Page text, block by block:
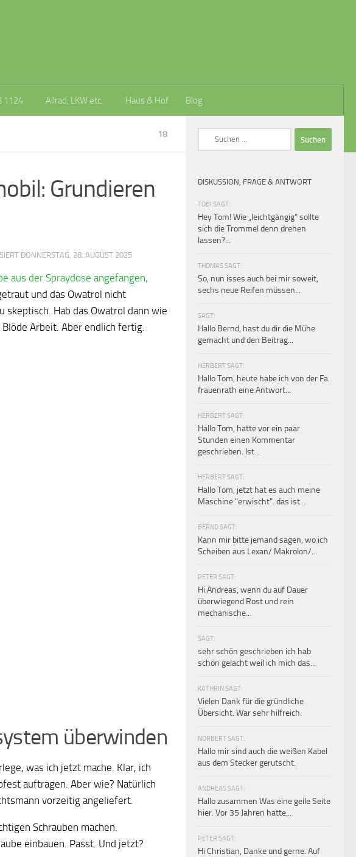
1124 Allrad, LKW etc. Haus & Hof Blog
18
Grundieren
DONNERSTAG, 28. AUGUST 2025
aus der Spraydose angefangen,
und das Owatrol nicht
Hab das Owatrol dann wie
Arbeit. Aber endlich fertig.
überwinden
was ich jetzt mache. Klar, ich
auftragen. Aber wie? Natürlich
vorzeitig angeliefert.
Schrauben machen.
einbauen. Passt. Und jetzt?
DISKUSSION, FRAGE & ANTWORT
TOBI SAGT:
Hey Tom! Wie „leichtgängig“ sollte
sich die Trommel denn drehen
lassen?...
THOMAS SAGT:
So, nun isses auch bei mir soweit,
sechs neue Reifen müssen...
SAGT:
Hallo Bernd, hast du dir die Mühe
gemacht und den Beitrag...
HERBERT SAGT:
Hallo Tom, heute habe ich von der Fa.
frauenrath eine Antwort...
HERBERT SAGT:
Hallo Tom, hatte vor ein paar
Stunden einen Kommentar
geschrieben. Ist...
HERBERT SAGT:
Hallo Tom, jetzt hat es auch meine
Maschine "erwischt". das ist...
BERND SAGT:
Kann mir bitte jemand sagen, wo ich
Scheiben aus Lexan/ Makrolon/...
PETER SAGT:
Hi Andreas, wenn du auf Dauer
überwiegend Rost und rein
mechanische...
SAGT:
sehr schön geschrieben ich hab
schön gelacht weil ich mich das...
KATHRIN SAGT:
Vielen Dank für die gründliche
Übersicht. War sehr hilfreich.
NORBERT SAGT:
Hallo mir sind auch die weißen Kabel
aus dem Stecker gerutscht.
ANDREAS SAGT:
Hallo zusammen Was eine geile Seite
hier. Vor 35 Jahren hatte...
PETER SAGT:
Hi Christian, Danke und gerne. Auf